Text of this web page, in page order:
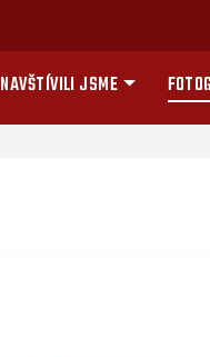
NAVŠTÍVILI JSME